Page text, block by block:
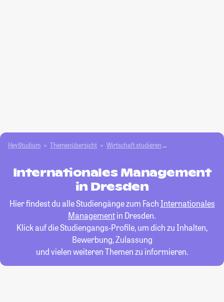
HeyStudium Themenübersicht Wirtschaft studieren
Internationales Management
in Dresden
Hier findest du alle Studiengänge zum Fach Internationales
Managementin Dresden.
Klick auf die Studiengangs-Profile, um dich zu Inhalten,
Bewerbung, Zulassung
und vielen weiteren Themen zu informieren.